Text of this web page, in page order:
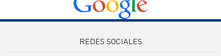
REDES SOCIALES